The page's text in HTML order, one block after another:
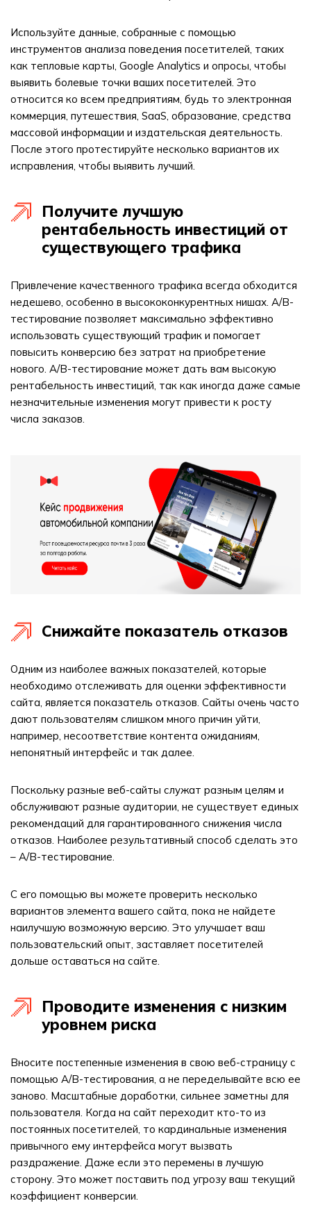
Используйте данные, собранные с помощью
инструментов анализа поведения посетителей, таких
как тепловые карты, Google Analytics и опросы, чтобы
выявить болевые точки ваших посетителей. Это
относится ко всем предприятиям, будь то электронная
коммерция, путешествия, SaaS, образование, средства
массовой информации и издательская деятельность.
После этого протестируйте несколько вариантов их
исправления, чтобы выявить лучший.
Получите лучшую
рентабельность инвестиций от
существующего трафика
Привлечение качественного трафика всегда обходится
недешево, особенно в высококонкурентных нишах. A/B-
тестирование позволяет максимально эффективно
использовать существующий трафик и помогает
повысить конверсию без затрат на приобретение
нового. A/B-тестирование может дать вам высокую
рентабельность инвестиций, так как иногда даже самые
незначительные изменения могут привести к росту
числа заказов.
Снижайте показатель отказов
Одним из наиболее важных показателей, которые
необходимо отслеживать для оценки эффективности
сайта, является показатель отказов. Сайты очень часто
дают пользователям слишком много причин уйти,
например, несоответствие контента ожиданиям,
непонятный интерфейс и так далее.
Поскольку разные веб-сайты служат разным целям и
обслуживают разные аудитории, не существует единых
рекомендаций для гарантированного снижения числа
отказов. Наиболее результативный способ сделать это
– A/B-тестирование.
С его помощью вы можете проверить несколько
вариантов элемента вашего сайта, пока не найдете
наилучшую возможную версию. Это улучшает ваш
пользовательский опыт, заставляет посетителей
дольше оставаться на сайте.
Проводите изменения с низким
уровнем риска
Вносите постепенные изменения в свою веб-страницу с
помощью A/B-тестирования, а не переделывайте всю ее
заново. Масштабные доработки, сильнее заметны для
пользователя. Когда на сайт переходит кто-то из
постоянных посетителей, то кардинальные изменения
привычного ему интерфейса могут вызвать
раздражение. Даже если это перемены в лучшую
сторону. Это может поставить под угрозу ваш текущий
коэффициент конверсии.